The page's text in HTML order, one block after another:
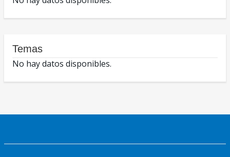
Temas
No hay datos disponibles.